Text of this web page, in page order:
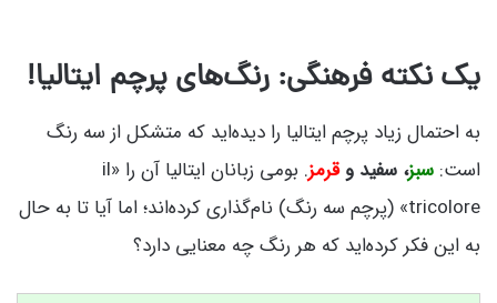
یک نکته فرهنگی: رنگ‌های پرچم ایتالیا!
به احتمال زیاد پرچم ایتالیا را دیده‌اید که متشکل از سه رنگ
است: سبز، سفید وقرمز
. بومی زبانان ایتالیا آن را «il
tricolore» (پرچم سه رنگ) نام‌گذاری کرده‌اند؛ اما آیا تا به حال
به این فکر کرده‌اید که هر رنگ چه معنایی دارد؟